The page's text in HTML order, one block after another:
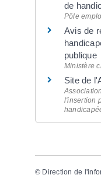
de
Pôle
Avis de
publique
Ministère
Site de
l'insertion
© Direction de